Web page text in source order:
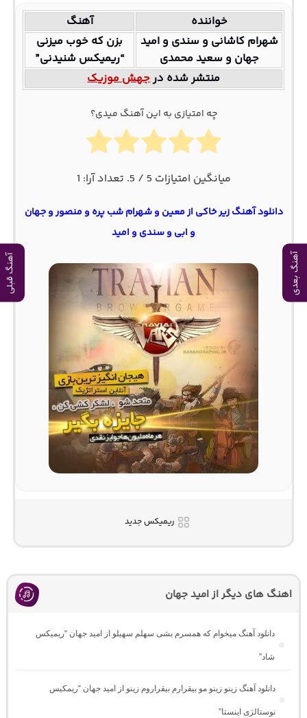
آهنگ بعدی آهنگ قبلی
خواننده
آهنگ
شهرام کاشانی و سندی و امید
جهان و سعید محمدی
بزن که خوب میزنی
“ریمیکس شنیدنی”
منتشر شده درجهش موزیک
چه امتیازی به این آهنگ میدی؟
میانگین امتیازات 5 / 5. تعداد آرا: 1
دانلود آهنگ زیر خاکی از معین و شهرام شب پره و منصور و جهان
و ابی و سندی و امید
ریمیکس جدید
اهنگ های دیگر از امید جهان
دانلود آهنگ میخوام که همسرم بشی سهلم سهیلو از امید جهان “ریمیکس
شاد”
دانلود آهنگ زینو زینو مو بیقرارم بیقراروم زینو از امید جهان “ریمکیس
نوستالژی اینستا”